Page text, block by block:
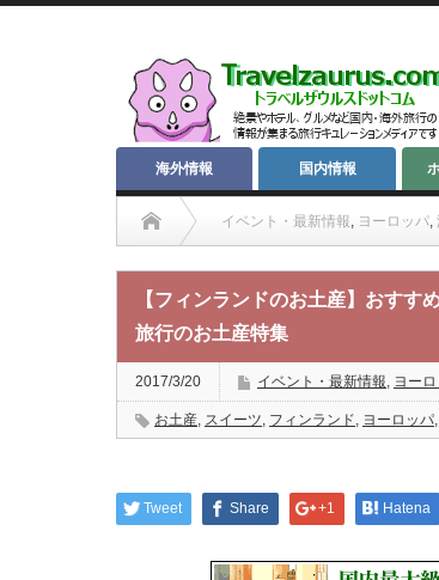
海外情報 国内情報
イベント・最新情報, ヨーロッパ,
【フィンランドのお土産】おすす
旅行のお土産特集
2017/3/20 イベント・最新情報, ヨー
お土産, スイーツ, フィンランド, ヨーロッパ,
Tweet Share +1 Hatena